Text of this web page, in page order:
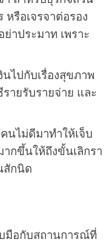
หรือเจรจาต่อรอง
าประมาท เพราะ
ไปกับเรื่องสุขภาพ
ายรับรายจ่าย และ
นไม่ดีมาทำให้เจ็บ
กขึ้นให้ถึงขั้นเลิกรา
สักนิด
มือกับสถานการณ์ที่